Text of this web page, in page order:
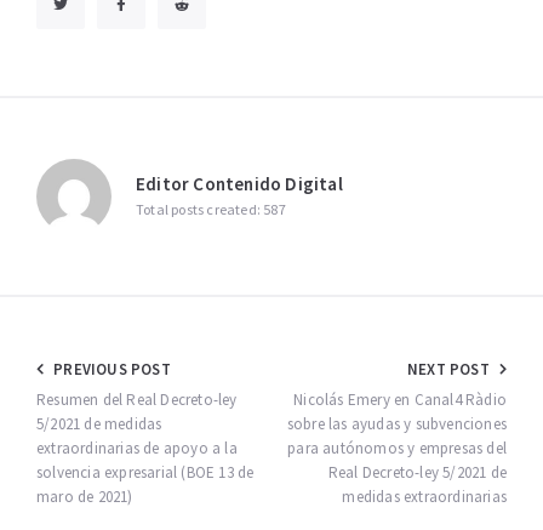
Editor Contenido Digital
Total posts created: 587
Navegación
de
entradas
PREVIOUS POST
Resumen del Real Decreto-ley
5/2021 de medidas
extraordinarias de apoyo a la
solvencia expresarial (BOE 13 de
maro de 2021)
NEXT POST
Nicolás Emery en Canal4 Ràdio
sobre las ayudas y subvenciones
para autónomos y empresas del
Real Decreto-ley 5/2021 de
medidas extraordinarias